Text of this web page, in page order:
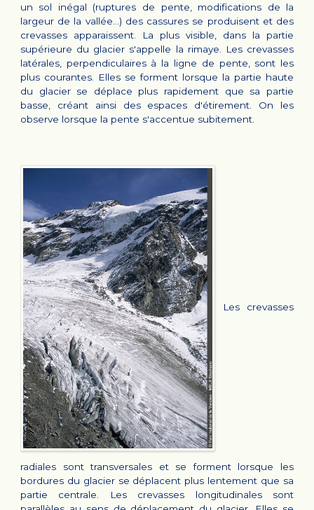
un sol inégal (ruptures de pente, modifications de la
largeur de la vallée...) des cassures se produisent et des
crevasses apparaissent. La plus visible, dans la partie
supérieure du glacier s'appelle la rimaye. Les crevasses
latérales, perpendiculaires à la ligne de pente, sont les
plus courantes. Elles se forment lorsque la partie haute
du glacier se déplace plus rapidement que sa partie
basse, créant ainsi des espaces d'étirement. On les
observe lorsque la pente s'accentue subitement.
Les crevasses
radiales sont transversales et se forment lorsque les
bordures du glacier se déplacent plus lentement que sa
partie centrale. Les crevasses longitudinales sont